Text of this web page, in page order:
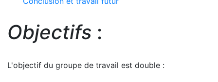
Objectifs :
L'objectif du groupe de travail est double :